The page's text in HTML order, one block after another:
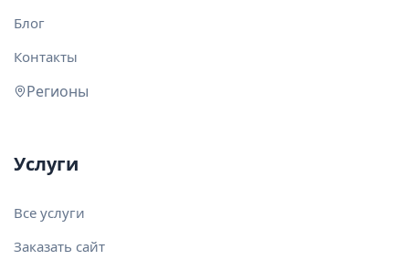
Блог
Контакты
Регионы
Услуги
Все услуги
Заказать сайт